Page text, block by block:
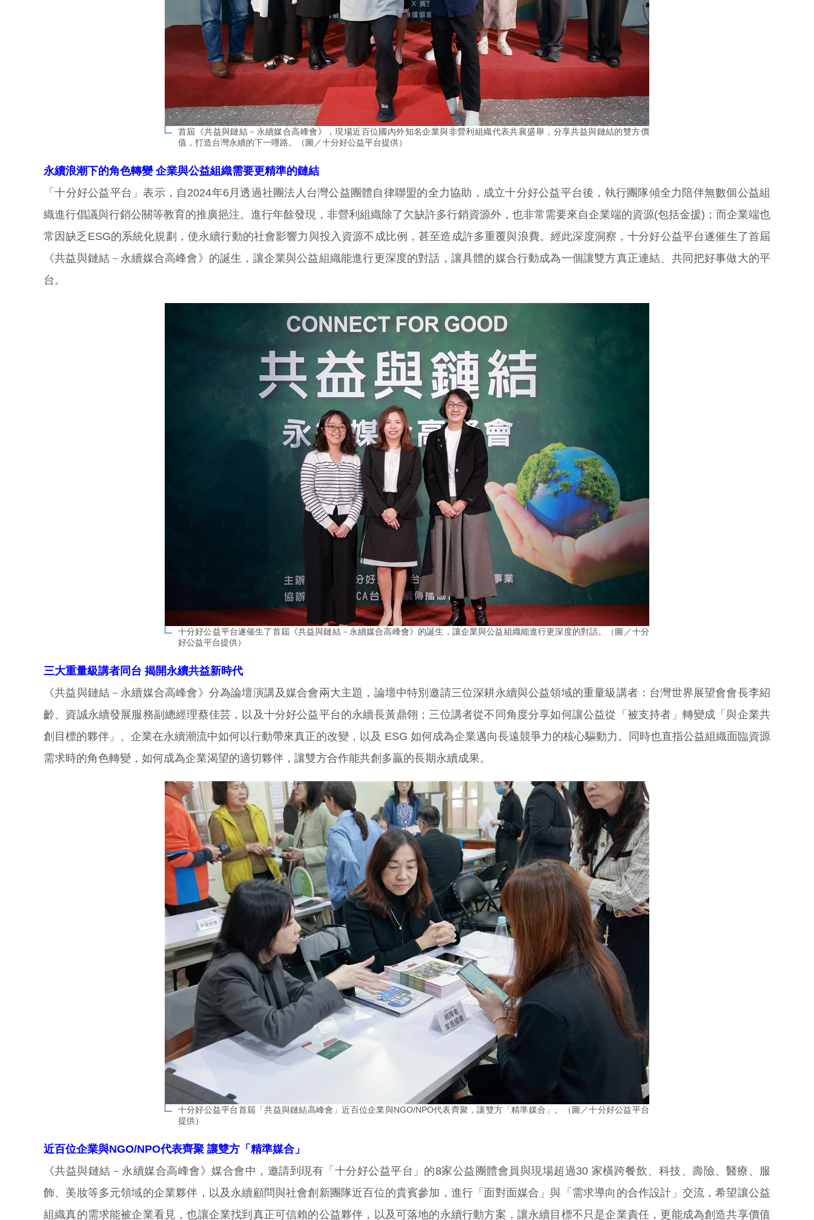
首屆《共益與鏈結－永續媒合高峰會》，現場近百位國內外知名企業與非營利組織代表共襄盛舉，分享共益與鏈結的雙方價
值，打造台灣永續的下一哩路。（圖／十分好公益平台提供）
永續浪潮下的角色轉變 企業與公益組織需要更精準的鏈結
「十分好公益平台」表示，自2024年6月透過社團法人台灣公益團體自律聯盟的全力協助，成立十分好公益平台後，執行團隊傾全力陪伴無數個公益組
織進行倡議與行銷公關等教育的推廣挹注。進行年餘發現，非營利組織除了欠缺許多行銷資源外，也非常需要來自企業端的資源(包括金援)；而企業端也
常因缺乏ESG的系統化規劃，使永續行動的社會影響力與投入資源不成比例，甚至造成許多重覆與浪費。經此深度洞察，十分好公益平台遂催生了首屆
《共益與鏈結－永續媒合高峰會》的誕生，讓企業與公益組織能進行更深度的對話，讓具體的媒合行動成為一個讓雙方真正連結、共同把好事做大的平
台。
十分好公益平台遂催生了首屆《共益與鏈結－永續媒合高峰會》的誕生，讓企業與公益組織能進行更深度的對話。（圖／十分
好公益平台提供）
三大重量級講者同台 揭開永續共益新時代
《共益與鏈結－永續媒合高峰會》分為論壇演講及媒合會兩大主題，論壇中特別邀請三位深耕永續與公益領域的重量級講者：台灣世界展望會會長李紹
齡、資誠永續發展服務副總經理蔡佳芸，以及十分好公益平台的永續長黃鼎翎；三位講者從不同角度分享如何讓公益從「被支持者」轉變成「與企業共
創目標的夥伴」、企業在永續潮流中如何以行動帶來真正的改變，以及 ESG 如何成為企業邁向長遠競爭力的核心驅動力。同時也直指公益組織面臨資源
需求時的角色轉變，如何成為企業渴望的適切夥伴，讓雙方合作能共創多贏的長期永續成果。
十分好公益平台首屆「共益與鏈結高峰會」近百位企業與NGO/NPO代表齊聚，讓雙方「精準媒合」。（圖／十分好公益平台
提供）
近百位企業與NGO/NPO代表齊聚 讓雙方「精準媒合」
《共益與鏈結－永續媒合高峰會》媒合會中，邀請到現有「十分好公益平台」的8家公益團體會員與現場超過30 家橫跨餐飲、科技、壽險、醫療、服
飾、美妝等多元領域的企業夥伴，以及永續顧問與社會創新團隊近百位的貴賓參加，進行「面對面媒合」與「需求導向的合作設計」交流，希望讓公益
組織真的需求能被企業看見，也讓企業找到真正可信賴的公益夥伴，以及可落地的永續行動方案，讓永續目標不只是企業責任，更能成為創造共享價值